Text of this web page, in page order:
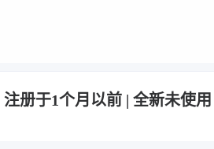
册于1个月以前 | 全新未使